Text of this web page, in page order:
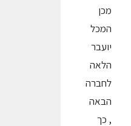
מכן
המכל
יועבר
הלאה
לחברה
הבאה
, כך